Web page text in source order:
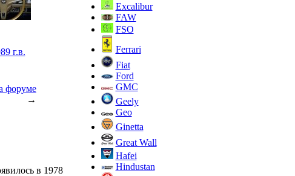
г.в.
форуме
→
в 1978
Excalibur
FAW
FSO
Ferrari
Fiat
Ford
GMC
Geely
Geo
Ginetta
Great Wall
Hafei
Hindustan